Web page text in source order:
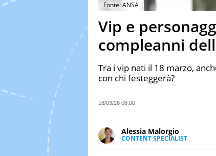
Fonte: ANSA
Vip e
compleanni
Tra i vip nati il 18 marzo,
con chi festeggerà?
18/03/26 08:00
Alessia Malorgio
CONTENT SPECIALIST
Ha conseguito un Master